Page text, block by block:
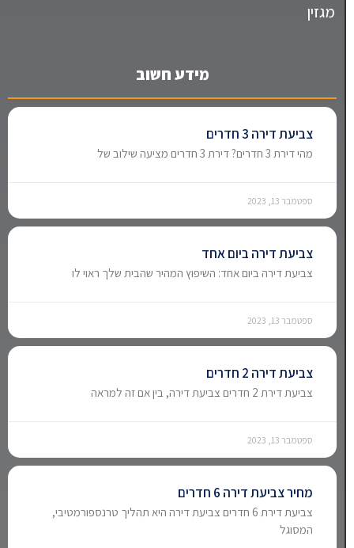
מגזין
מידע חשוב
צביעת דירה 3 חדרים
מהי דירת 3 חדרים? דירת 3 חדרים מציעה שילוב של
ספטמבר 13, 2023
צביעת דירה ביום אחד
צביעת דירה ביום אחד: השיפוץ המהיר שהבית שלך ראוי לו
ספטמבר 13, 2023
צביעת דירה 2 חדרים
צביעת דירת 2 חדרים צביעת דירה, בין אם זה למראה
ספטמבר 13, 2023
מחיר צביעת דירה 6 חדרים
צביעת דירת 6 חדרים צביעת דירה היא תהליך טרנספורמטיבי,
המסוגל